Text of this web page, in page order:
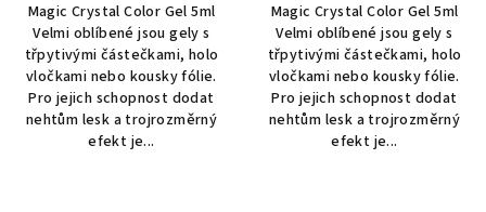
Magic Crystal Color Gel 5ml
Velmi oblíbené jsou gely s
třpytivými částečkami, holo
vločkami nebo kousky fólie.
Pro jejich schopnost dodat
nehtům lesk a trojrozměrný
efekt je...
Magic Crystal Color Gel 5ml
Velmi oblíbené jsou gely s
třpytivými částečkami, holo
vločkami nebo kousky fólie.
Pro jejich schopnost dodat
nehtům lesk a trojrozměrný
efekt je...